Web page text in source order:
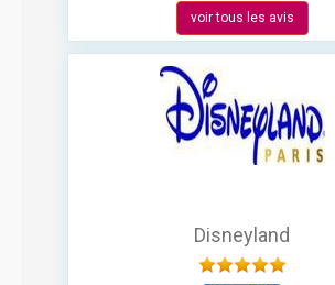
voir tous les avis
Disneyland